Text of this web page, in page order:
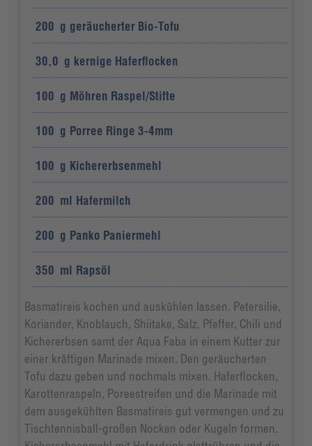
200 g geräucherter Bio-Tofu
30,0 g kernige Haferflocken
100 g Möhren Raspel/Stifte
100 g Porree Ringe 3-4mm
100 g Kichererbsenmehl
200 ml Hafermilch
200 g Panko Paniermehl
350 ml Rapsöl
Basmatireis kochen und auskühlen lassen. Petersilie,
Koriander, Knoblauch, Shiitake, Salz, Pfeffer, Chili und
Kichererbsen samt der Aqua Faba in einem Kutter zur
einer kräftigen Marinade mixen. Den geräucherten
Tofu dazu geben und nochmals mixen. Haferflocken,
Karottenraspeln, Poreestreifen und die Marinade mit
dem ausgekühlten Basmatireis gut vermengen und zu
Tischtennisball-großen Nocken oder Kugeln formen.